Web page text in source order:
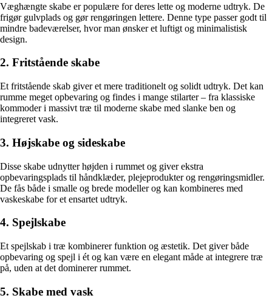
Væghængte skabe er populære for deres lette og moderne udtryk. De
frigør gulvplads og gør rengøringen lettere. Denne type passer godt til
mindre badeværelser, hvor man ønsker et luftigt og minimalistisk
design.
2. Fritstående skabe
Et fritstående skab giver et mere traditionelt og solidt udtryk. Det kan
rumme meget opbevaring og findes i mange stilarter – fra klassiske
kommoder i massivt træ til moderne skabe med slanke ben og
integreret vask.
3. Højskabe og sideskabe
Disse skabe udnytter højden i rummet og giver ekstra
opbevaringsplads til håndklæder, plejeprodukter og rengøringsmidler.
De fås både i smalle og brede modeller og kan kombineres med
vaskeskabe for et ensartet udtryk.
4. Spejlskabe
Et spejlskab i træ kombinerer funktion og æstetik. Det giver både
opbevaring og spejl i ét og kan være en elegant måde at integrere træ
på, uden at det dominerer rummet.
5. Skabe med vask